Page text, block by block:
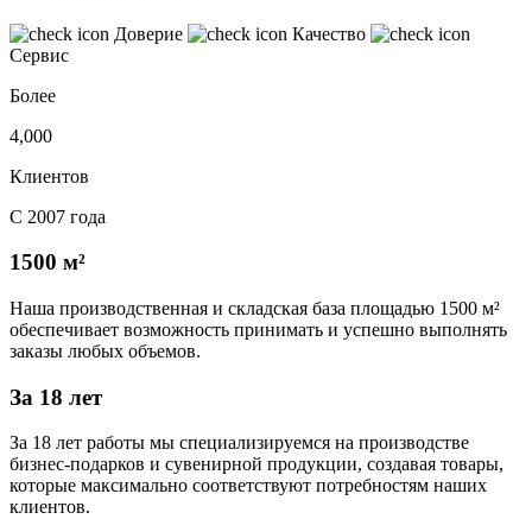
Доверие
Качество
Сервис
Более
4,000
Клиентов
С 2007 года
1500 м²
Наша производственная и складская база площадью 1500 м²
обеспечивает возможность принимать и успешно выполнять
заказы любых объемов.
За 18 лет
За 18 лет работы мы специализируемся на производстве
бизнес-подарков и сувенирной продукции, создавая товары,
которые максимально соответствуют потребностям наших
клиентов.